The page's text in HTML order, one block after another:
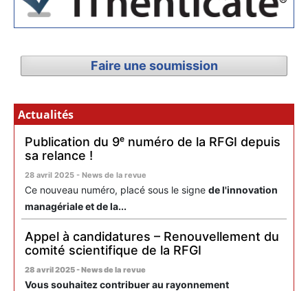
Faire une soumission
Actualités
Publication du 9ᵉ numéro de la RFGI depuis
sa relance !
28 avril 2025 - News de la revue
Ce nouveau numéro, placé sous le signe de l'innovation
managériale et de la...
Appel à candidatures – Renouvellement du
comité scientifique de la RFGI
28 avril 2025 - News de la revue
Vous souhaitez contribuer au rayonnement